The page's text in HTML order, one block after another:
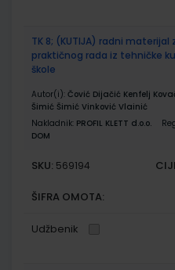
TK 8; (KUTIJA) radni
praktičnog rada iz tehničke
škole
Autor(i): Čović Dijačić Kenfelj
Šimić Šimić Vinković Vlainić
Nakladnik: PROFIL KLETT d.o.o.
DOM
SKU: 569194
ŠIFRA OMOTA:
Udžbenik